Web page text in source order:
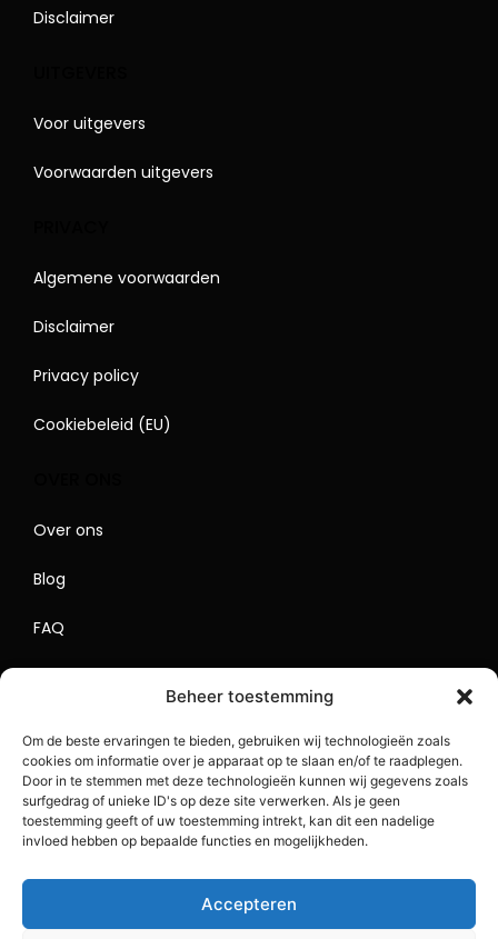
Beheer toestemming
Om de beste ervaringen te bieden, gebruiken wij technologieën zoals
cookies om informatie over je apparaat op te slaan en/of te raadplegen.
Door in te stemmen met deze technologieën kunnen wij gegevens zoals
surfgedrag of unieke ID's op deze site verwerken. Als je geen
toestemming geeft of uw toestemming intrekt, kan dit een nadelige
invloed hebben op bepaalde functies en mogelijkheden.
Accepteren
Disclaimer
Voor uitgevers
Voorwaarden uitgevers
Algemene voorwaarden
Disclaimer
Privacy policy
Cookiebeleid (EU)
Over ons
Blog
FAQ
Lokaal Adverteren
Sitemap